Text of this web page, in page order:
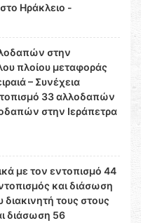
Ηράκλειο -
στην
πλοίου μεταφοράς
– Συνέχεια
33 αλλοδαπών
στην Ιεράπετρα
με τον εντοπισμό 44
και διάσωση
τους στους
διάσωση 56